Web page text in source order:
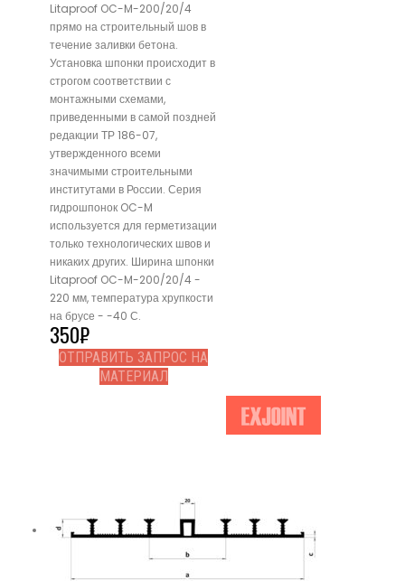
Litaproof OC-M-200/20/4
прямо на строительный шов в
течение заливки бетона.
Установка шпонки происходит в
строгом соответствии с
монтажными схемами,
приведенными в самой поздней
редакции ТР 186-07,
утвержденного всеми
значимыми строительными
институтами в России. Серия
гидрошпонок OC-M
используется для герметизации
только технологических швов и
никаких других. Ширина шпонки
Litaproof OC-M-200/20/4 -
220 мм, температура хрупкости
на брусе - -40 С.
350₽
ОТПРАВИТЬ ЗАПРОС НА
МАТЕРИАЛ